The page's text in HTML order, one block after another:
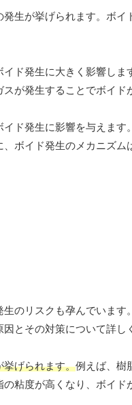
生が挙げられます。ボイ
イド発生に大きく影響し
が発生することでボイド
イド発生に影響を与えま
ボイド発生のメカニズム
のリスクも孕んでいます
とその対策について詳し
挙げられます。例えば、樹
粘度が高くなり、ボイド